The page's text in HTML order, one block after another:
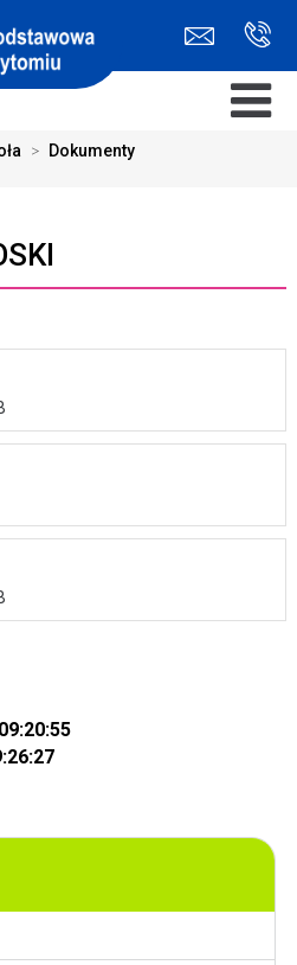
>
Dokumenty